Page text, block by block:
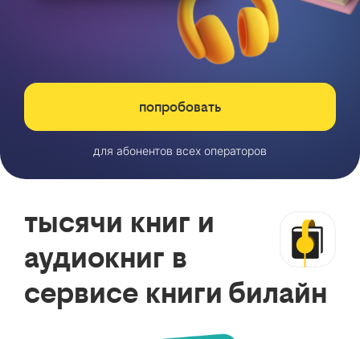
попробовать
для абонентов всех операторов
тысячи книг и
аудиокниг в
сервисе книги билайн